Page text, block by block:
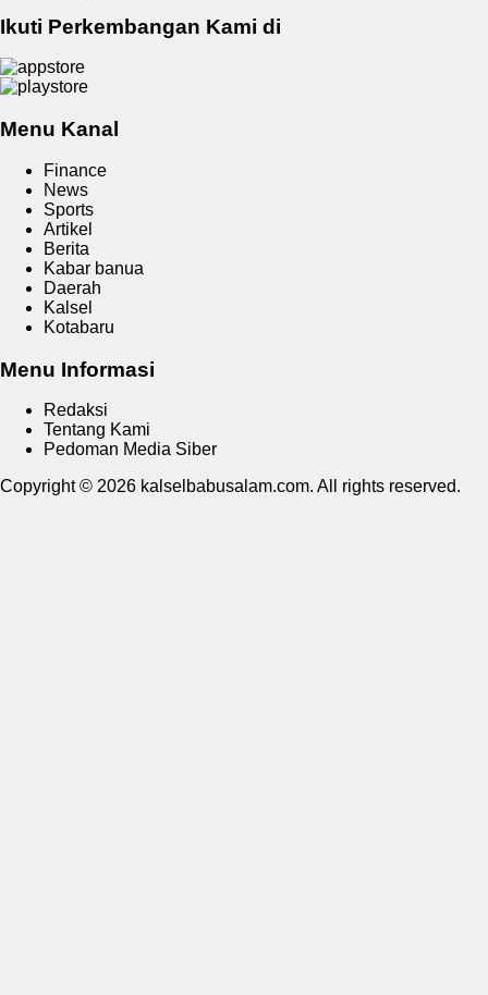
Ikuti Perkembangan Kami di
Menu Kanal
Finance
News
Sports
Artikel
Berita
Kabar banua
Daerah
Kalsel
Kotabaru
Menu Informasi
Redaksi
Tentang Kami
Pedoman Media Siber
Copyright © 2026 kalselbabusalam.com. All rights reserved.